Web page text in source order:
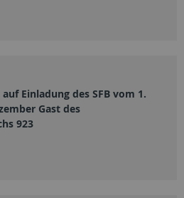
Einladung des SFB vom 1.
Gast des
923